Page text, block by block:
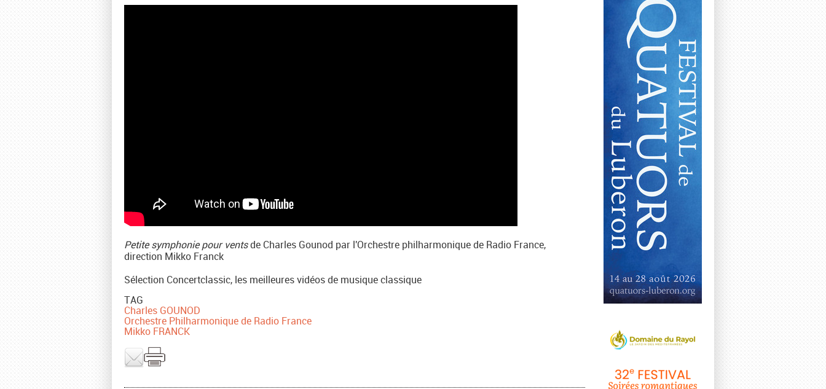
Petite symphonie pour ventsde Charles Gounod par l'Orchestre philharmonique de Radio France,
direction Mikko Franck
Sélection Concertclassic, les meilleures vidéos de musique classique
TAG
Charles GOUNOD
Orchestre Philharmonique de Radio France
Mikko FRANCK